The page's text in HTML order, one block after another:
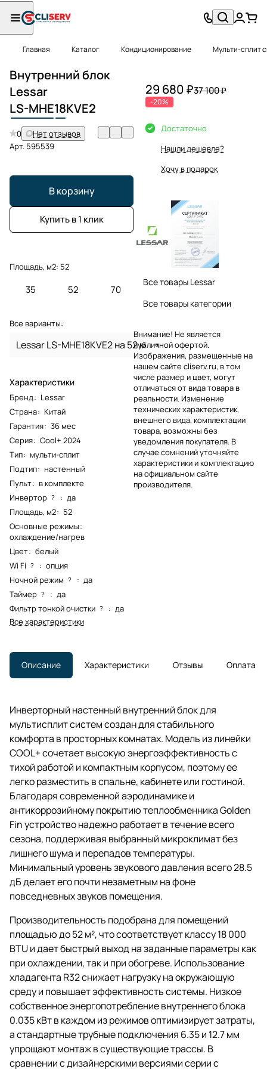
Главная Каталог Кондиционирование Мульти-сплит
Внутренний блок
Lessar
LS-MHE18KVE2
0
Нет отзывов
Арт. 595539
В корзину
Купить в 1 клик
Площадь, м2: 52
35 52 70
Все варианты:
Lessar LS-MHE18KVE2 на 52 м
Характеристики
Бренд: Lessar
Страна: Китай
Гарантия: 36 мес
Серия: Cool+ 2024
Тип: мульти-сплит
Подтип: настенный
Пульт: в комплекте
Инвертор ? : да
Площадь, м2: 52
Основные режимы:
охлаждение/нагрев
Цвет: белый
Wi Fi ? : опция
Ночной режим ? : да
Таймер ? : да
Фильтр тонкой очистки ? : да
Все характеристики
29 680 ₽37 100 ₽
-20%
Достаточно
Нашли дешевле?
Хочу в подарок
Все товары Lessar
Все товары категории
Внимание! Не является
публичной офертой.
Изображения, размещенные на
нашем сайте cliserv.ru, в том
числе размер и цвет, могут
отличаться от вида товара в
реальности. Изменение
технических характеристик,
внешнего вида, комплектации
товара, возможны без
уведомления покупателя. В
случае сомнений уточняйте
характеристики и комплектацию
на официальном сайте
производителя.
Описание Характеристики Отзывы Оплата
Инверторный настенный внутренний блок для
мультисплит систем создан для стабильного
комфорта в просторных комнатах. Модель из линейки
COOL+ сочетает высокую энергоэффективность с
тихой работой и компактным корпусом, поэтому ее
легко разместить в спальне, кабинете или гостиной.
Благодаря современной аэродинамике и
антикоррозийному покрытию теплообменника Golden
Fin устройство надежно работает в течение всего
сезона, поддерживая выбранный микроклимат без
лишнего шума и перепадов температуры.
Минимальный уровень звукового давления всего 28.5
дБ делает его почти незаметным на фоне
повседневных звуков помещения.
Производительность подобрана для помещений
площадью до 52 м², что соответствует классу 18 000
BTU и дает быстрый выход на заданные параметры как
при охлаждении, так и при обогреве. Использование
хладагента R32 снижает нагрузку на окружающую
среду и повышает эффективность системы. Низкое
собственное энергопотребление внутреннего блока
0.035 кВт в каждом из режимов оптимизирует затраты,
а стандартные трубные подключения 6.35 и 12.7 мм
упрощают монтаж в существующие трассы. В
сравнении с дизайнерскими версиями серии с